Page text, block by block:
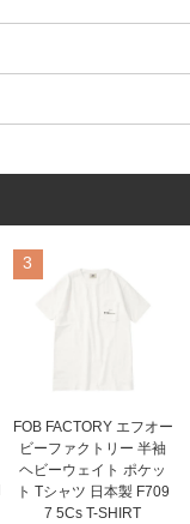
3
FOB FACTORY エフオー
ビーファクトリー 半袖
ヘビーウェイト ポケッ
ト Tシャツ 日本製 F709
7 5Cs T-SHIRT